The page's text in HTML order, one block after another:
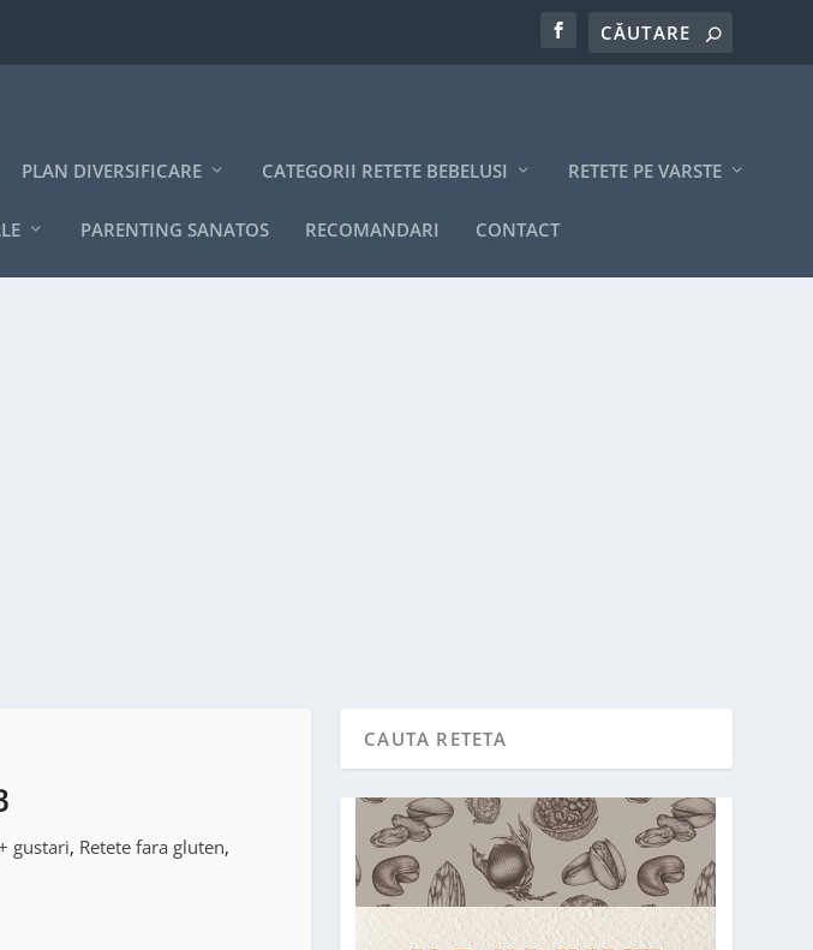
PLAN DIVERSIFICARE CATEGORII RETETE BEBELUSI RETETE PE VARSTE
PARENTING SANATOS RECOMANDARI CONTACT
gustari, Retete fara gluten,